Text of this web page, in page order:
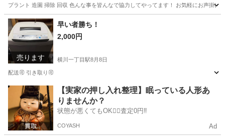
プラント 造園 掃除 回収 色んな事を皆んなで協力してやってます！ お気軽にお声掛け
広島 広島市 横川一丁目駅
売ります
早い者勝ち！
2,000円
横川一丁目駅8月8日
配送🉑 引き取り🉑
広島 広島市 横川一丁目駅 生活家電
【実家の押し入れ整理】眠っている人形あ
りませんか？
状態が悪くてもOK🙆‍♀️査定0円‼️
COYASH Ad